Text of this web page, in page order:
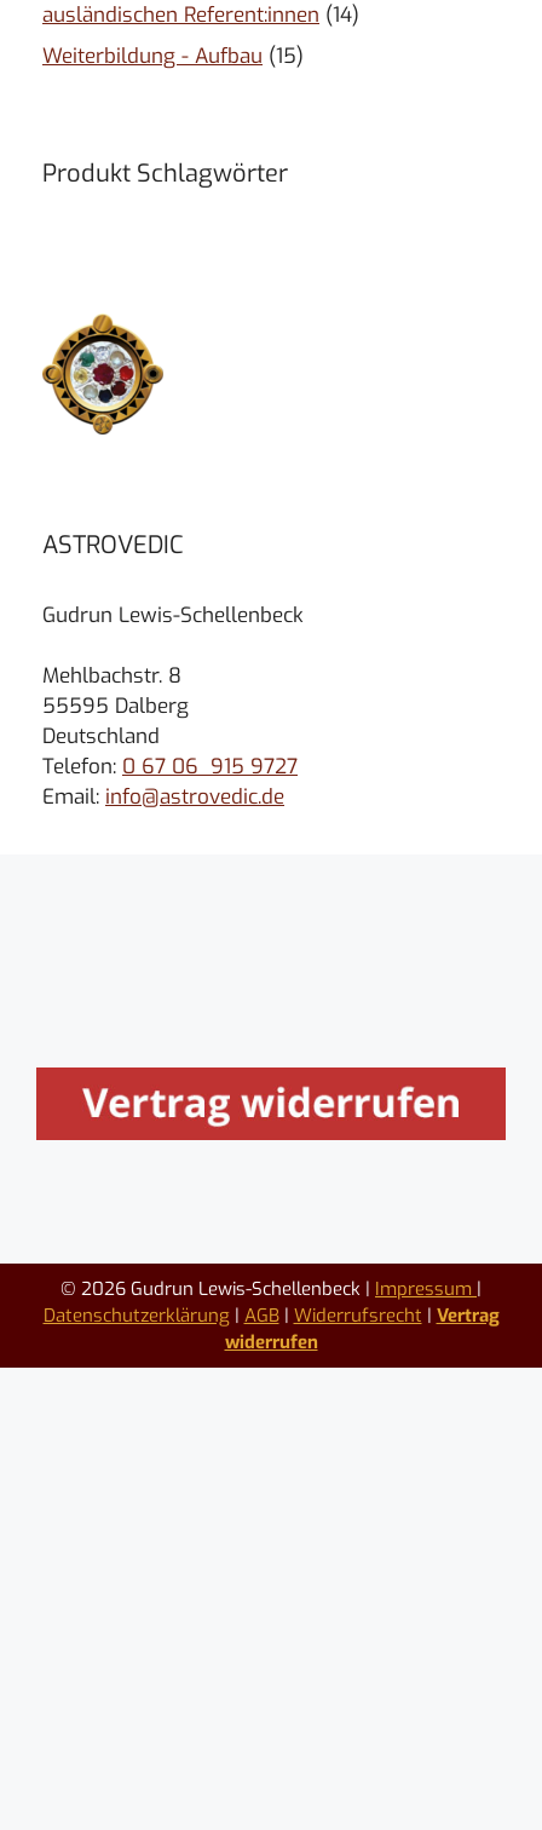
ausländischen Referent:innen (14)
Weiterbildung - Aufbau (15)
Produkt Schlagwörter
ASTROVEDIC
Gudrun Lewis-Schellenbeck
Mehlbachstr. 8
55595 Dalberg
Deutschland
Telefon: 0 67 06 915 9727
Email: info@astrovedic.de
© 2026 Gudrun Lewis-Schellenbeck | Impressum |
Datenschutzerklärung| AGB| Widerrufsrecht | Vertrag
widerrufen